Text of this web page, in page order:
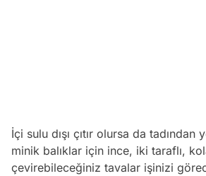
İçi sulu dışı çıtır olursa da
minik balıklar için ince, iki taraflı,
çevirebileceğiniz tavalar işinizi